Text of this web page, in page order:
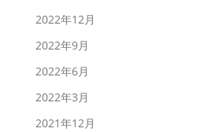
2022年12月
2022年9月
2022年6月
2022年3月
2021年12月